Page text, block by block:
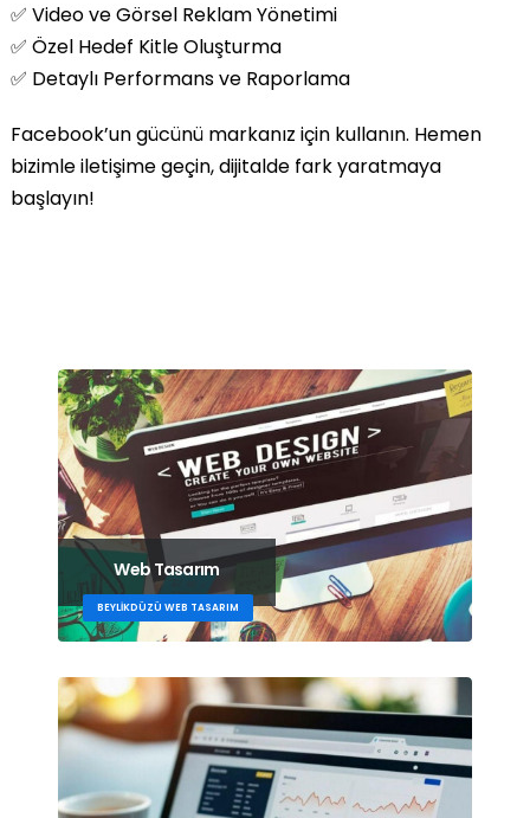
✅ Video ve Görsel Reklam Yönetimi
✅ Özel Hedef Kitle Oluşturma
✅ Detaylı Performans ve Raporlama
Facebook’un gücünü markanız için kullanın. Hemen
bizimle iletişime geçin, dijitalde fark yaratmaya
başlayın!
Web Tasarım
BEYLIKDÜZÜ WEB TASARIM